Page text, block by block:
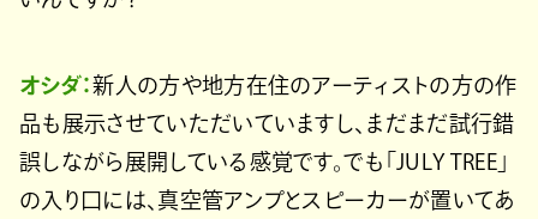
オシダ：新人の方や地方在住のアーティストの方の作
品も展示させていただいていますし、まだまだ試行錯
誤しながら展開している感覚です。でも「JULY TREE」
の入り口には、真空管アンプとスピーカーが置いてあ